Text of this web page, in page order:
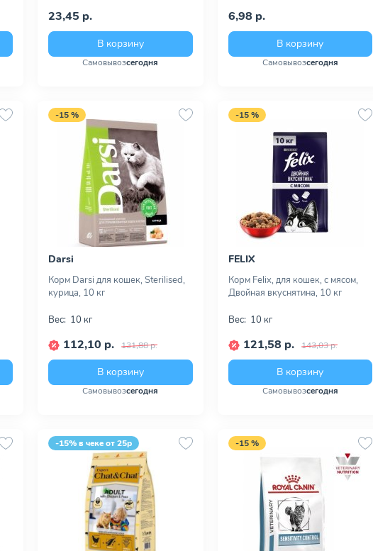
23,45 р.
В корзину
Самовывозсегодня
6,98 р.
В корзину
Самовывозсегодня
-15 %
Darsi
Корм Darsi для кошек, Sterilised,
курица, 10 кг
Вес: 10 кг
112,10 р. 131,88 р.
В корзину
Самовывозсегодня
-15 %
FELIX
Корм Felix, для кошек, с мясом,
Двойная вкуснятина, 10 кг
Вес: 10 кг
121,58 р. 143,03 р.
В корзину
Самовывозсегодня
-15% в чеке от 25р -15 %